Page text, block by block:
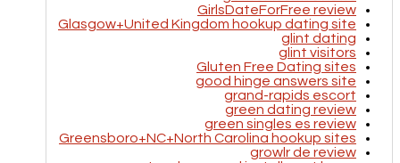
GirlsDateForFree review
Glasgow+United Kingdom hookup dating site
glint dating
glint visitors
Gluten Free Dating sites
good hinge answers site
grand-rapids escort
green dating review
green singles es review
Greensboro+NC+North Carolina hookup sites
growlr de review